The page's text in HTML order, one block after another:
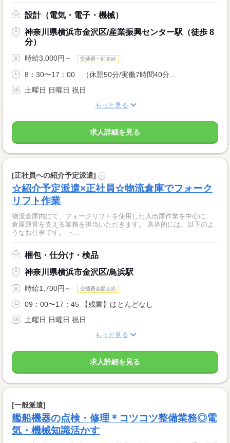
設計（電気・電子・機械）
神奈川県横浜市金沢区/産業振興センター駅（徒歩 8
分）
時給3,000円～ 交通費一部支給
8：30〜17：00 （休憩50分/実働7時間40分...
土曜日 日曜日 祝日
もっと見る
求人詳細を見る
[正社員への紹介予定派遣] ?
☆紹介予定派遣×正社員☆物流倉庫でフォーク
リフト作業
物流倉庫内にて、フォークリフトを使用した入出庫作業を中心に、
倉庫運営を支える業務を担当いただきます。 具体的には、以下のよ
うなお仕事です。 ・...
梱包・仕分け・検品
神奈川県横浜市金沢区/鳥浜駅
時給1,700円～ 交通費全額支給
09：00〜17：45 【残業】ほとんどなし
土曜日 日曜日 祝日
もっと見る
求人詳細を見る
[一般派遣]
艦船機器の点検・修理＊コツコツ整備業務◎電
気・機械知識活かす